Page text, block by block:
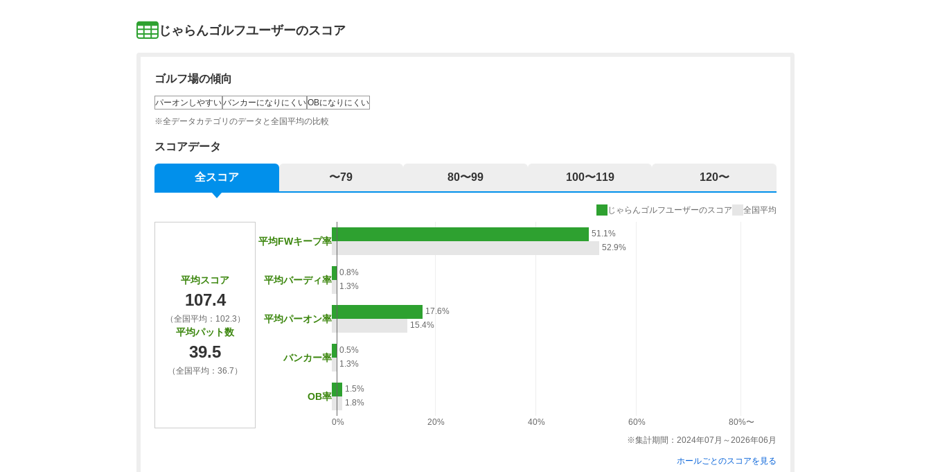
【プチコンペ・幹事特典】2組6名以上/昼食付/11月コンペ
【プチコンペ・幹事特典】3組10名以上/昼食付/9月土日祝コンペ
～2026/09/23
600pt×人数
【プチコンペ・幹事特典】3組10名以上/昼食付/9月土日祝コンペ
2026/09/06
～2026/09/06
12,900円
【プチコンペ・幹事特典】3組10名以上/昼食付/11月コンペ
【プチコンペ・幹事特典】3組10名以上/昼食付/9月土日祝コンペ
【プチコンペ・幹事特典】3組10名以上/昼食付/10月コンペ
じゃらんゴルフユーザーのスコア
ゴルフ場の傾向
パーオンしやすいバンカーになりにくいOBになりにくい
※全データカテゴリのデータと全国平均の比較
スコアデータ
全スコア 〜79 80〜99 100〜119 120〜
じゃらんゴルフユーザーのスコア 全国平均
平均スコア
107.4
（全国平均：102.3）
平均パット数
39.5
（全国平均：36.7）
平均FWキープ率
51.1%
52.9%
平均バーディ率
0.8%
1.3%
平均パーオン率
17.6%
15.4%
バンカー率
0.5%
1.3%
OB率
1.5%
1.8%
0%
20% 40% 60%
80%〜
※集計期間：2024年07月～2026年06月
ホールごとのスコアを見る